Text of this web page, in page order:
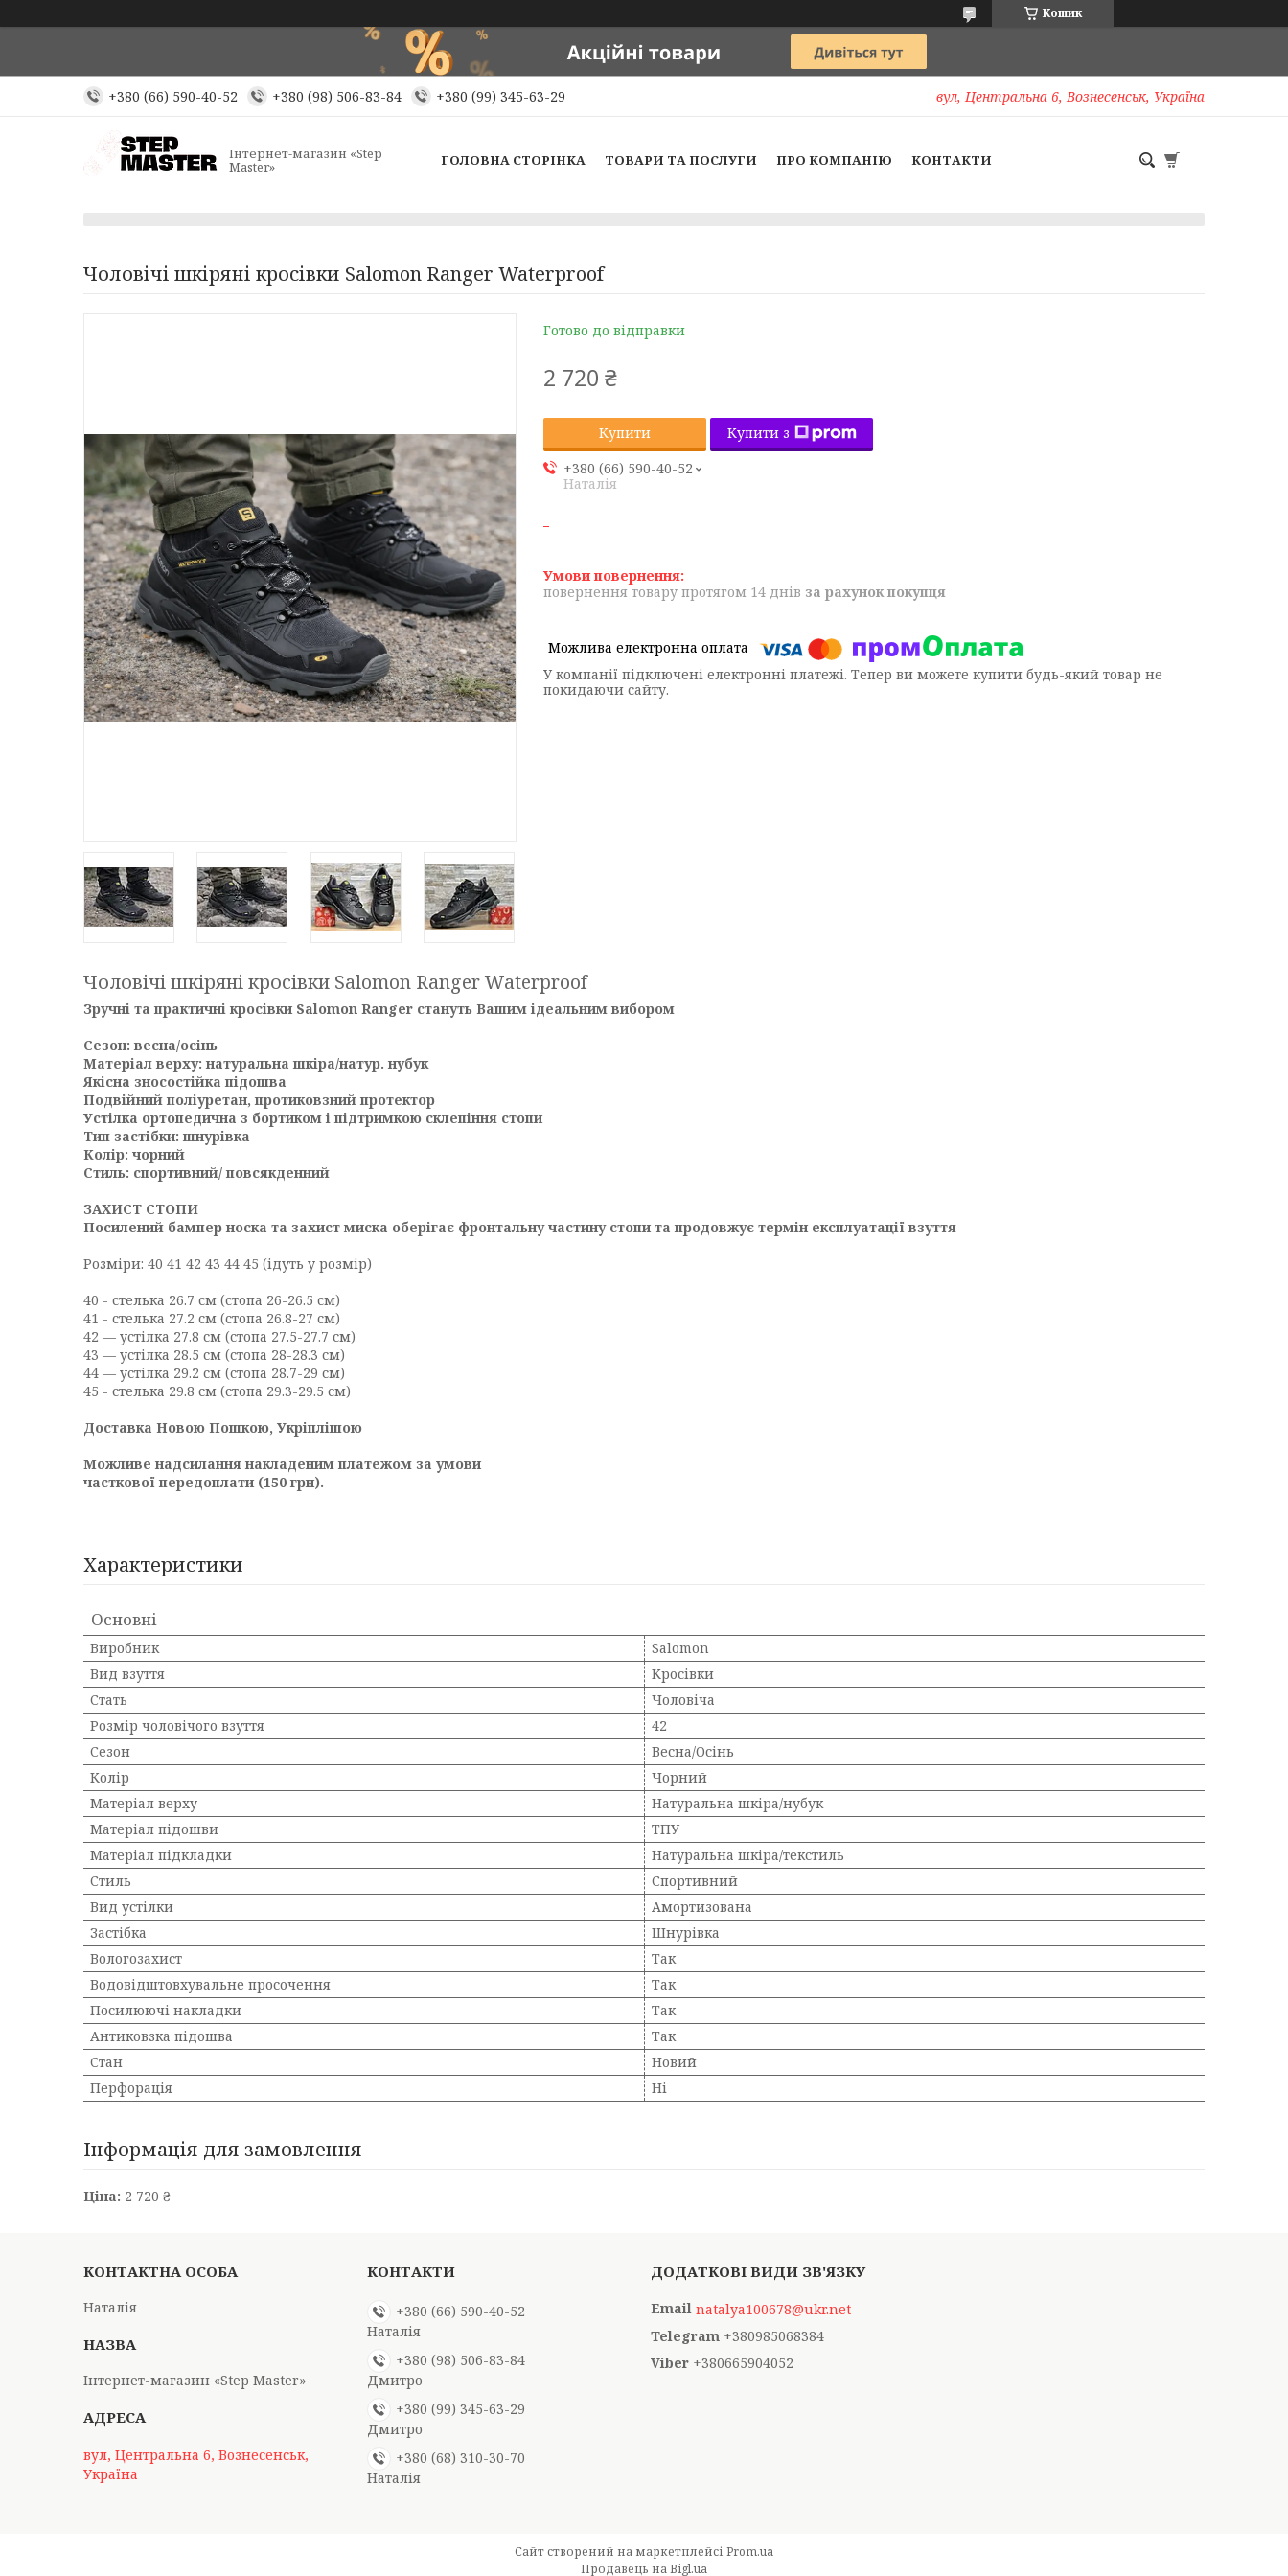
Кошик
+380 (66) 590-40-52 +380 (98) 506-83-84 +380 (99) 345-63-29 вул, Центральна 6, Вознесенськ, Україна
Інтернет-магазин «Step
Master» ГОЛОВНА СТОРІНКА ТОВАРИ ТА ПОСЛУГИ ПРО КОМПАНІЮ КОНТАКТИ
Чоловічі шкіряні кросівки Salomon Ranger Waterproof
Готово до відправки
2 720 ₴
Купити
Купити з
+380 (66) 590-40-52
Наталія
повернення товару протягом 14 днів за рахунок покупця
У компанії підключені електронні платежі. Тепер ви можете купити будь-який товар не
покидаючи сайту.
Чоловічі шкіряні кросівки Salomon Ranger Waterproof
Зручні та практичні кросівки Salomon Ranger стануть Вашим ідеальним вибором
Сезон: весна/осінь
Матеріал верху: натуральна шкіра/натур. нубук
Якісна зносостійка підошва
Подвійний поліуретан, протиковзний протектор
Устілка ортопедична з бортиком і підтримкою склепіння стопи
Тип застібки: шнурівка
Колір: чорний
Стиль: спортивний/ повсякденний
ЗАХИСТ СТОПИ
Посилений бампер носка та захист миска оберігає фронтальну частину стопи та продовжує термін експлуатації взуття
Розміри: 40 41 42 43 44 45 (ідуть у розмір)
40 - стелька 26.7 см (стопа 26-26.5 см)
41 - стелька 27.2 см (стопа 26.8-27 см)
42 — устілка 27.8 см (стопа 27.5-27.7 см)
43 — устілка 28.5 см (стопа 28-28.3 см)
44 — устілка 29.2 см (стопа 28.7-29 см)
45 - стелька 29.8 см (стопа 29.3-29.5 см)
Доставка Новою Пошкою, Укріплішою
Можливе надсилання накладеним платежом за умови
часткової передоплати (150 грн).
Характеристики
Основні
Виробник
Salomon
Вид взуття
Кросівки
Стать
Чоловіча
Розмір чоловічого взуття
42
Сезон
Весна/Осінь
Колір
Чорний
Матеріал верху
Натуральна шкіра/нубук
Матеріал підошви
ТПУ
Матеріал підкладки
Натуральна шкіра/текстиль
Стиль
Спортивний
Вид устілки
Амортизована
Застібка
Шнурівка
Вологозахист
Так
Водовідштовхувальне просочення
Так
Посилюючі накладки
Так
Антиковзка підошва
Так
Стан
Новий
Перфорація
Ні
Інформація для замовлення
Ціна: 2 720 ₴
Наталія
Інтернет-магазин «Step Master»
вул, Центральна 6, Вознесенськ,
Україна
+380 (66) 590-40-52
Наталія
+380 (98) 506-83-84
Дмитро
+380 (99) 345-63-29
Дмитро
+380 (68) 310-30-70
Наталія
natalya100678@ukr.net
+380985068384
+380665904052
Сайт створений на маркетплейсі Prom.ua
Продавець на Bigl.ua